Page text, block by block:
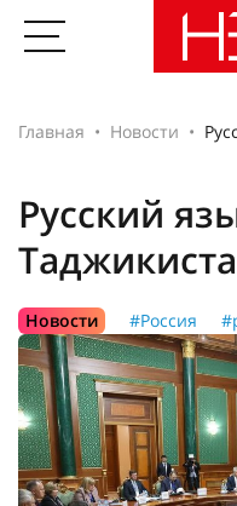
Главная Новости
Русский
Новости #Россия